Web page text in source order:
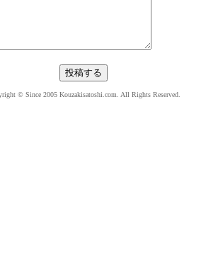
© Since 2005 Kouzakisatoshi.com. All Rights Reserved.